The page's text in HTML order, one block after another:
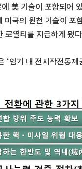
美 기술이 포함되어
국의 원천 기술이 포
로열티를 지급하게 됐
‘임기 내 전시작전통